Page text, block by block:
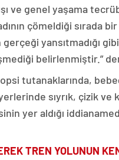
ve genel yaşama
çömeldiği sırada
gerçeği yansıtmadığı
belirlenmiştir.”
tutanaklarında,
sıyrık, çizik ve
yer aldığı
TREN YOLUNUN